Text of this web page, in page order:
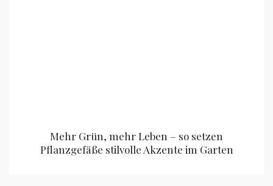
Mehr Grün, mehr Leben – so setzen
Pflanzgefäße stilvolle Akzente im Garten